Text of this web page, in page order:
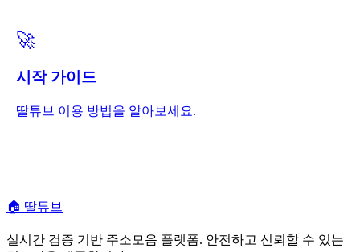
🚀
시작 가이드
딸튜브 이용 방법을 알아보세요.
🏠 딸튜브
실시간 검증 기반 주소모음 플랫폼. 안전하고 신뢰할 수 있는